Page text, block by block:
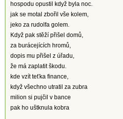
hospodu opustil když byla noc.
jak se motal zbořil vše kolem,
jeko za rudolfa golem.
Když pak stěží přišel domů,
za burácejících hromů,
dopis mu přišel z úřadu,
že má zaplatit škodu.
kde vzít teťka finance,
když všechno utratil za zubra
milion si pujčil v bance
pak ho uštknula kobra